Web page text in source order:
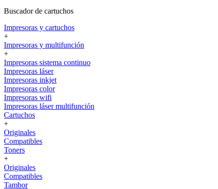
Buscador de cartuchos
Impresoras y cartuchos
+
Impresoras y multifunción
+
Impresoras sistema continuo
Impresoras láser
Impresoras inkjet
Impresoras color
Impresoras wifi
Impresoras láser multifunción
Cartuchos
+
Originales
Compatibles
Toners
+
Originales
Compatibles
Tambor